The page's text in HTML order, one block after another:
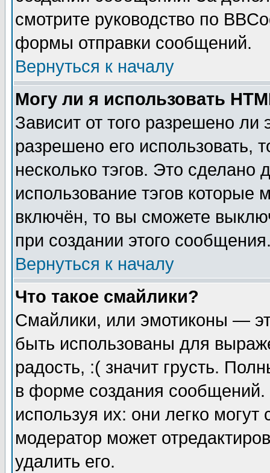
смотрите руководство по
формы отправки сообщений.
Вернуться к началу
Могу ли я использовать
Зависит от того разрешено
разрешено его использовать,
несколько тэгов. Это сделано
использование тэгов
включён, то вы сможете
при создании этого
Вернуться к началу
Что такое смайлики?
Смайлики, или эмотиконы —
быть использованы для
радость, :( значит грусть.
в форме создания сообщений.
используя их: они легко
модератор может
удалить его.